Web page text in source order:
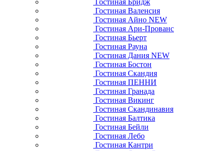
Гостиная Валенсия
Гостиная Айно NEW
Гостиная Ари-Прованс
Гостиная Бьерт
Гостиная Рауна
Гостиная Дания NEW
Гостиная Бостон
Гостиная Скандия
Гостиная ПЕННИ
Гостиная Гранада
Гостиная Викинг
Гостиная Скандинавия
Гостиная Балтика
Гостиная Бейли
Гостиная Лебо
Гостиная Кантри